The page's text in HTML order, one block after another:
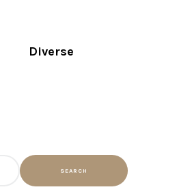
Diverse
SEARCH